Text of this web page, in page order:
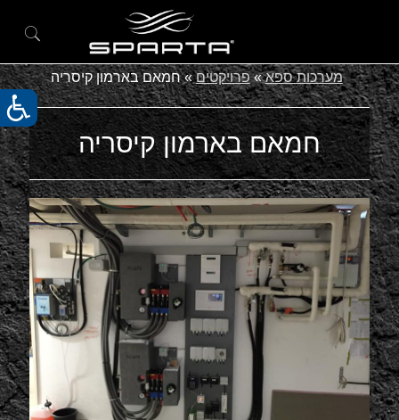
מערכות ספא»פרויקטים»חמאם בארמון קיסריה
חמאם בארמון קיסריה